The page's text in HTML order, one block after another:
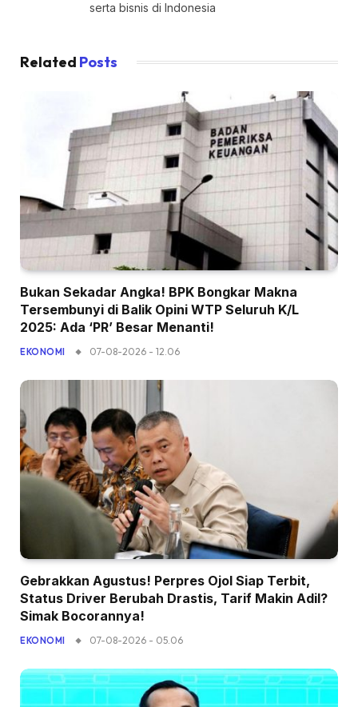
serta bisnis di Indonesia
Related Posts
Bukan Sekadar Angka! BPK Bongkar Makna
Tersembunyi di Balik Opini WTP Seluruh K/L
2025: Ada ‘PR’ Besar Menanti!
EKONOMI 07-08-2026 - 12.06
Gebrakkan Agustus! Perpres Ojol Siap Terbit,
Status Driver Berubah Drastis, Tarif Makin Adil?
Simak Bocorannya!
EKONOMI 07-08-2026 - 05.06